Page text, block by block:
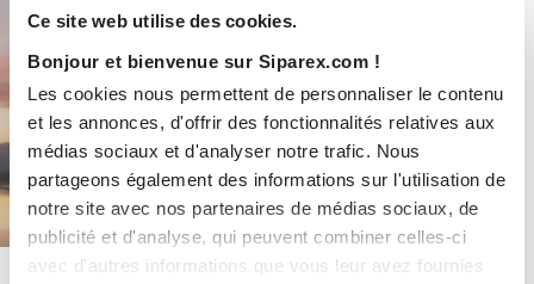
Ce site web utilise des cookies.
Bonjour et bienvenue sur Siparex.com !
Les cookies nous permettent de personnaliser le contenu
et les annonces, d'offrir des fonctionnalités relatives aux
médias sociaux et d'analyser notre trafic. Nous
partageons également des informations sur l'utilisation de
notre site avec nos partenaires de médias sociaux, de
publicité et d'analyse, qui peuvent combiner celles-ci
avec d'autres informations que vous leur avez fournies